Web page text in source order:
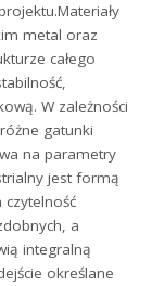
metal oraz
całego
W zależności
gatunki
na parametry
jest formą
a
integralną
określane